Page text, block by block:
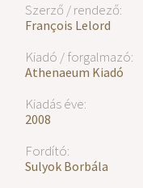
Szerző / rendező:
François Lelord
Kiadó / forgalmazó:
Athenaeum Kiadó
Kiadás éve:
2008
Fordító:
Sulyok Borbála